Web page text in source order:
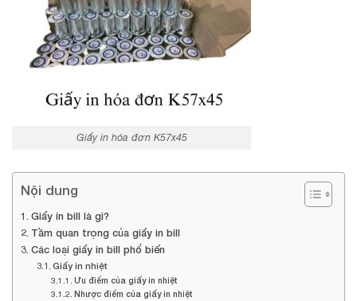
Giấy in hóa đơn K57x45
Nội dung
Giấy in bill là gì?
Tầm quan trọng của giấy in bill
Các loại giấy in bill phổ biến
Giấy in nhiệt
Ưu điểm của giấy in nhiệt
Nhược điểm của giấy in nhiệt